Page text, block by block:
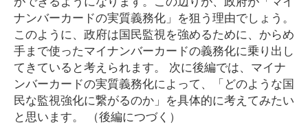
ナンバーカードの実質義務化」を狙う理由でしょう。
このように、政府は国民監視を強めるために、からめ
手まで使ったマイナンバーカードの義務化に乗り出し
てきていると考えられます。 次に後編では、マイナ
ンバーカードの実質義務化によって、「どのような国
民な監視強化に繋がるのか」を具体的に考えてみたい
と思います。 （後編につづく）